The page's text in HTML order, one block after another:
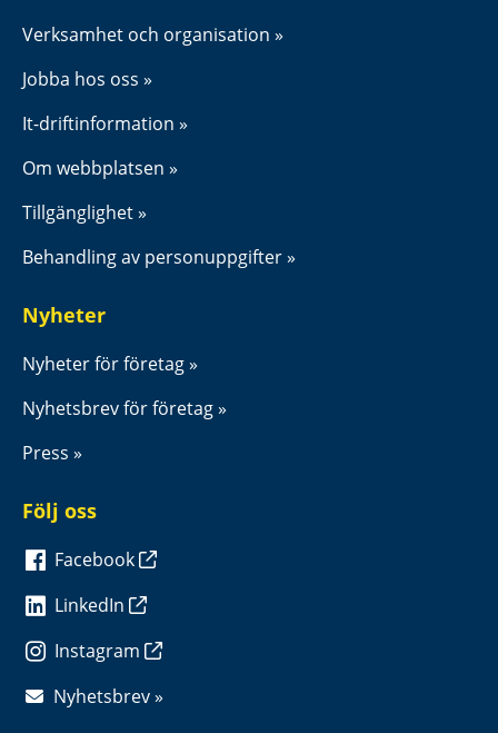
Verksamhet och organisation
Jobba hos oss
It-driftinformation
Om webbplatsen
Tillgänglighet
Behandling av personuppgifter
Nyheter
Nyheter för företag
Nyhetsbrev för företag
Press
Följ oss
Facebook
LinkedIn
Instagram
Nyhetsbrev